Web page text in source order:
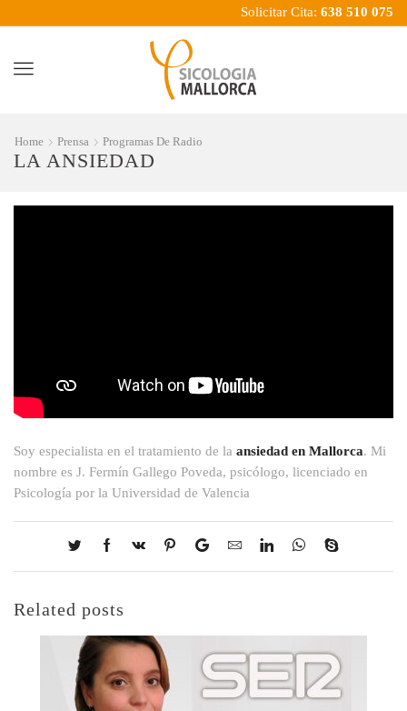
Solicitar Cita: 638 510 075
Menu
Home Prensa Programas De Radio
LA ANSIEDAD
Soy especialista en el tratamiento de la ansiedad en Mallorca. Mi
nombre es J. Fermín Gallego Poveda, psicólogo, licenciado en
Psicología por la Universidad de Valencia
Related posts